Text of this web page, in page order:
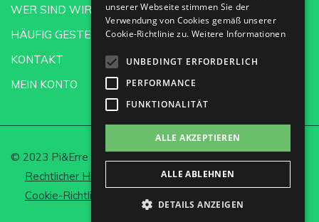
WER SIND WIR?
HÄUFIG GESTELLTE FRAGEN
KONTAKT
MEIN KONTO
© 2023 Pi&Erre Comunicación Integral S.L.
Rechtlicher Hinweis und Datenschutz
Cookie-Richtlinie
unserer Webseite stimmen Sie der
Verwendung von Cookies gemäß unserer
Cookie-Richtlinie zu. Weitere Informationen
UNBEDINGT ERFORDERLICH
PERFORMANCE
FUNKTIONALITÄT
ALLE AKZEPTIEREN
ALLE ABLEHNEN
DETAILS ANZEIGEN